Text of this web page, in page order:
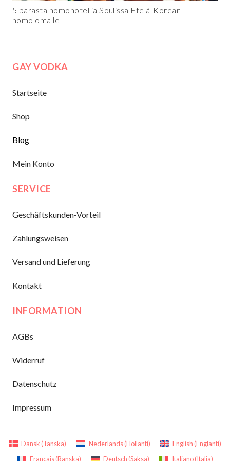
5 parasta homohotellia Soulissa Etelä-Korean
homolomalle
GAY VODKA
Startseite
Shop
Blog
Mein Konto
SERVICE
Geschäftskunden-Vorteil
Zahlungsweisen
Versand und Lieferung
Kontakt
INFORMATION
AGBs
Widerruf
Datenschutz
Impressum
Dansk (Tanska) Nederlands(Hollanti) English (Englanti)
Français(Ranska) Deutsch (Saksa) Italiano(Italia)